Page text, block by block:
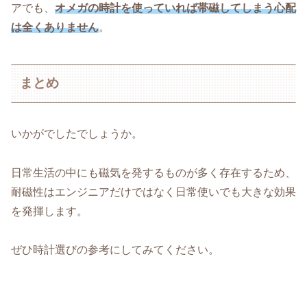
アでも、 オメガの時計を使っていれば帯磁してしまう心配
は全くありません。
まとめ
いかがでしたでしょうか。
日常生活の中にも磁気を発するものが多く存在するため、
耐磁性はエンジニアだけではなく日常使いでも大きな効果
を発揮します。
ぜひ時計選びの参考にしてみてください。